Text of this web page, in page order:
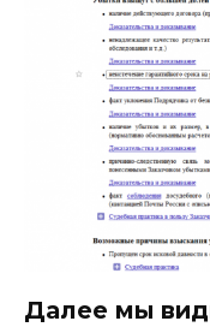
Далее мы